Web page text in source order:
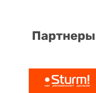
Партнеры